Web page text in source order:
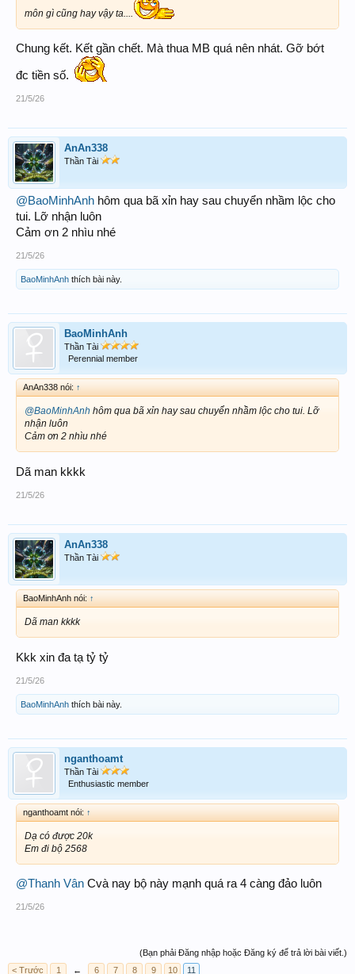
môn gì cũng hay vậy ta....
Chung kết. Kết gần chết. Mà thua MB quá nên nhát. Gỡ bớt
đc tiền số.
21/5/26
AnAn338
Thần Tài
@BaoMinhAnh hôm qua bã xỉn hay sau chuyển nhầm lộc cho
tui. Lỡ nhận luôn
Cảm ơn 2 nhìu nhé
21/5/26
BaoMinhAnh thích bài này.
BaoMinhAnh
Thần Tài
Perennial member
AnAn338 nói: ↑
@BaoMinhAnh hôm qua bã xỉn hay sau chuyển nhầm lộc cho tui. Lỡ
nhận luôn
Cảm ơn 2 nhìu nhé
Dã man kkkk
21/5/26
AnAn338
Thần Tài
BaoMinhAnh nói: ↑
Dã man kkkk
Kkk xin đa tạ tỷ tỷ
21/5/26
BaoMinhAnh thích bài này.
nganthoamt
Thần Tài
Enthusiastic member
nganthoamt nói: ↑
Dạ có được 20k
Em đi bộ 2568
@Thanh Vân Cvà nay bộ này mạnh quá ra 4 càng đảo luôn
21/5/26
(Bạn phải Đăng nhập hoặc Đăng ký để trả lời bài viết.)
< Trước
1 ← 6 7 8 9 10 11